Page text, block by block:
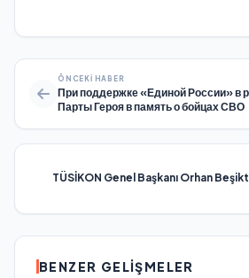
ÖNCEKI HABER
При поддержке «Единой России» в
Парты Героя в память о бойцах СВО
TÜSİKON Genel Başkanı Orhan
BENZER GELIŞMELER